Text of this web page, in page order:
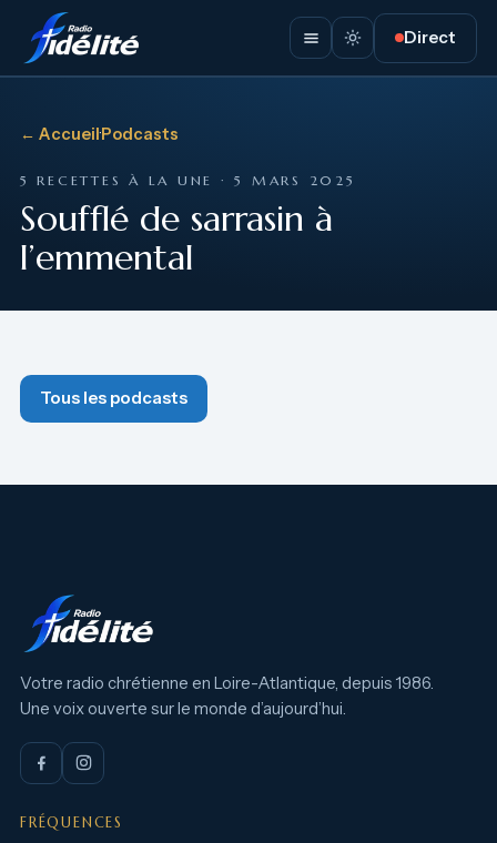
Direct
← Accueil·Podcasts
5 RECETTES À LA UNE · 5 MARS 2025
Soufflé de sarrasin à
l’emmental
Tous les podcasts
Votre radio chrétienne en Loire-Atlantique, depuis 1986.
Une voix ouverte sur le monde d’aujourd’hui.
FRÉQUENCES